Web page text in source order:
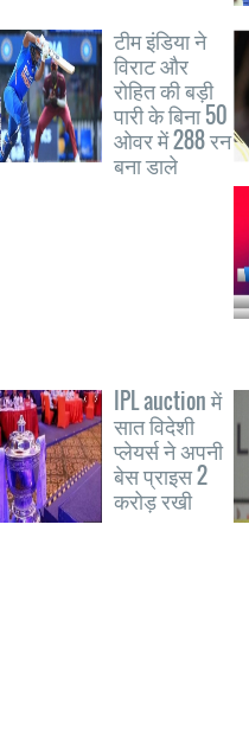
टीम इंडिया ने
विराट और
रोहित की बड़ी
पारी के बिना 50
ओवर में 288 रन
बना डाले
IPL auction में
सात विदेशी
प्लेयर्स ने अपनी
बेस प्राइस 2
करोड़ रखी